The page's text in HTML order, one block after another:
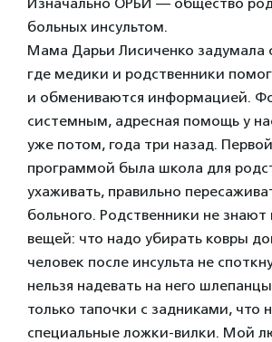
больных инсультом.
Мама Дарьи Лисиченко задумала
где медики и родственники
и обмениваются информацией.
системным, адресная помощь у
уже потом, года три назад.
программой была школа для
ухаживать, правильно
больного. Родственники не
вещей: что надо убирать ковры
человек после инсульта не
нельзя надевать на него
только тапочки с задниками, что
специальные ложки-вилки. Мой